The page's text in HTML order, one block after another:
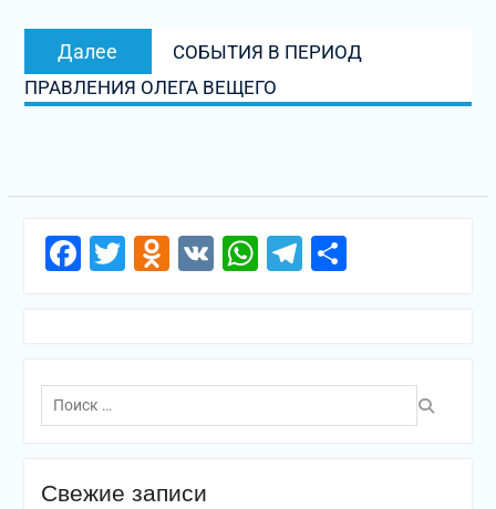
Далее
запись:
СОБЫТИЯ В ПЕРИОД
ПРАВЛЕНИЯ ОЛЕГА ВЕЩЕГО
Facebook
Twitter
Odnoklassniki
VKWhatsApp
Telegram
Поиск
по:
Свежие записи